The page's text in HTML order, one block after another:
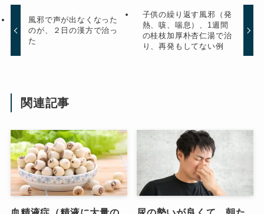
風邪で声が出なくなった
のが、２日の漢方で治っ
た
子供の繰り返す風邪（発
熱、咳、喘息）、1週間
の桂枝加厚朴杏仁湯で治
り、再発もしてない例
関連記事